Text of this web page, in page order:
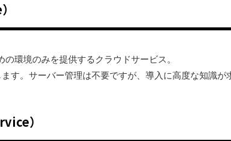
環境のみを提供するクラウドサービス。
す。サーバー管理は不要ですが、導入に高度な知識が
）